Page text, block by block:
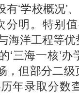
‘学校概况’、
分明。特别
海洋工程等
‘三海一核’
，但部分二
年录取分数